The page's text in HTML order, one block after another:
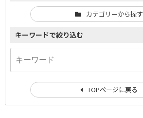
カテゴリーから探す
キーワードで絞り込む
TOPページに戻る